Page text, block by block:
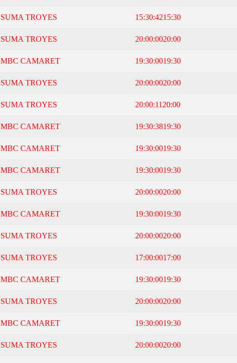
SUMA TROYES 15:30:4215:30
SUMA TROYES 20:00:0020:00
MBC CAMARET 19:30:0019:30
SUMA TROYES 20:00:0020:00
SUMA TROYES 20:00:11 20:00
MBC CAMARET 19:30:3819:30
MBC CAMARET 19:30:0019:30
MBC CAMARET 19:30:0019:30
SUMA TROYES 20:00:0020:00
MBC CAMARET 19:30:0019:30
SUMA TROYES 20:00:0020:00
SUMA TROYES 17:00:0017:00
MBC CAMARET 19:30:0019:30
SUMA TROYES 20:00:0020:00
MBC CAMARET 19:30:0019:30
SUMA TROYES 20:00:0020:00